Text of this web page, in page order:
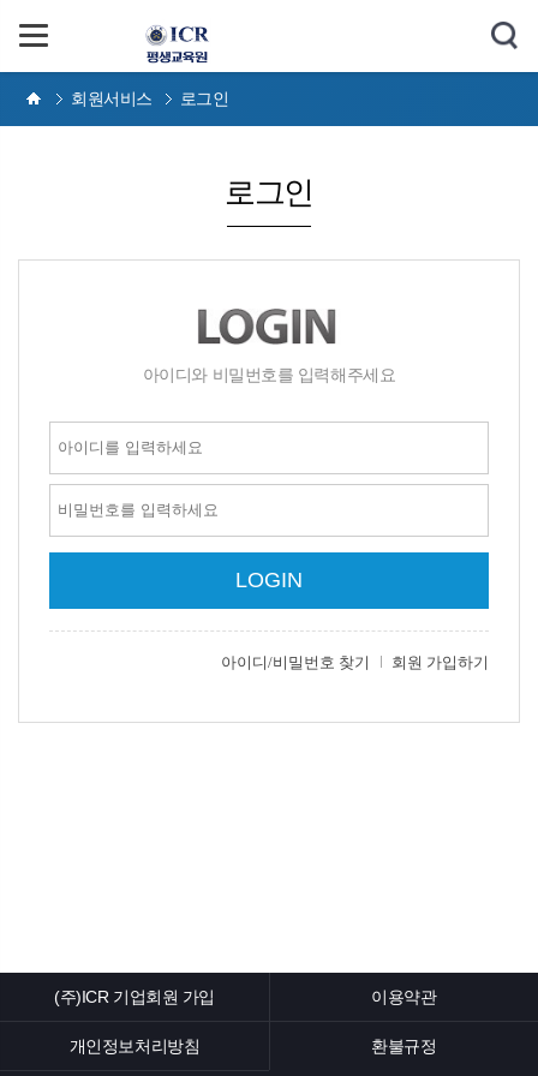
회원서비스 로그인
로그인
아이디와 비밀번호를 입력해주세요
(주)ICR 기업회원 가입 이용약관
개인정보처리방침 환불규정